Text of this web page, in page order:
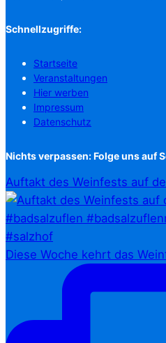
Schnellzugriffe:
Startseite
Veranstaltungen
Hier werben
Impressum
Datenschutz
Nichts verpassen: Folge uns auf
Auftakt des Weinfests auf
Diese Woche kehrt das